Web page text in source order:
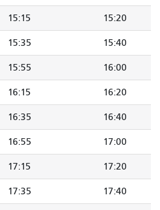
15:15 15:20
15:35 15:40
15:55 16:00
16:15 16:20
16:35 16:40
16:55 17:00
17:15 17:20
17:35 17:40